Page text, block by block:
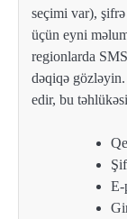
seçimi var),
üçün eyni
regionlarda
dəqiqə
edir, bu
E-